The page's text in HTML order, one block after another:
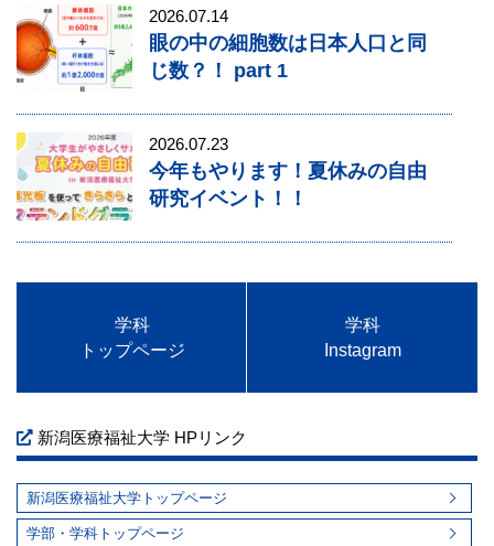
2026.07.14
眼の中の細胞数は日本人口と同
じ数？！ part 1
2026.07.23
今年もやります！夏休みの自由
研究イベント！！
学科
トップページ
学科
Instagram
新潟医療福祉大学 HPリンク
新潟医療福祉大学トップページ
学部・学科トップページ